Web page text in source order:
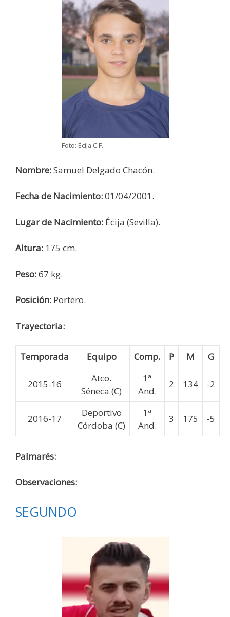
Foto: Écija C.F.
Nombre:Samuel Delgado Chacón.
Fecha de Nacimiento:01/04/2001.
Lugar de Nacimiento: Écija (Sevilla).
Altura: 175 cm.
Peso:67 kg.
Posición: Portero.
Trayectoria:
Temporada Equipo Comp. P M G
2015-16
Atco.
Séneca (C)
1ª
And.
2 134 -2
2016-17
Deportivo
Córdoba (C)
1ª
And.
3 175 -5
Palmarés:
Observaciones:
SEGUNDO